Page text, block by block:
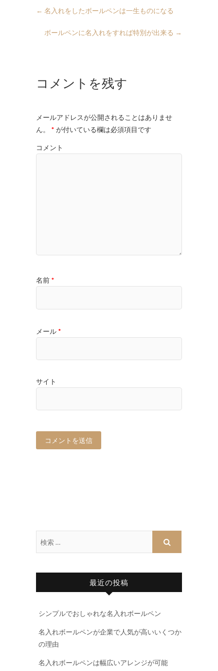
← 名入れをしたボールペンは一生ものになる
ボールペンに名入れをすれば特別が出来る →
コメントを残す
メールアドレスが公開されることはありませ
ん。
* が付いている欄は必須項目です
コメント
名前 *
メール *
サイト
最近の投稿
シンプルでおしゃれな名入れボールペン
名入れボールペンが企業で人気が高いいくつか
の理由
名入れボールペンは幅広いアレンジが可能